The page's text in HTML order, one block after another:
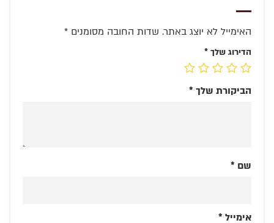
האימייל לא יוצג באתר. שדות החובה מסומנים *
הדירוג שלך *
הביקורת שלך *
שם *
אימייל *